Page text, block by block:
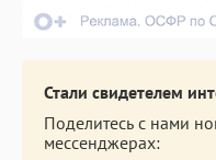
Стали свидетелем
Поделитесь с нами
мессенджерах: